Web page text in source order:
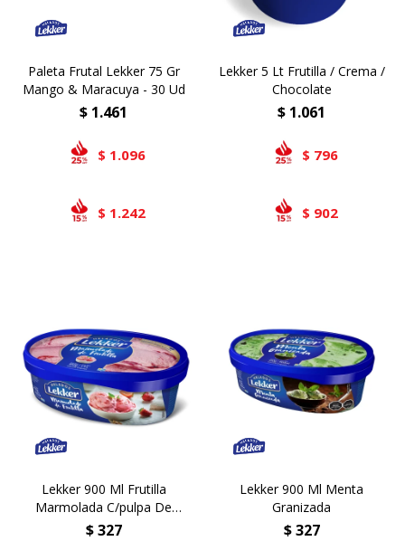
Paleta Frutal Lekker 75 Gr
Mango & Maracuya - 30 Ud
$ 1.461
$ 1.096
$ 1.242
Lekker 5 Lt Frutilla / Crema /
Chocolate
$ 1.061
$ 796
$ 902
Lekker 900 Ml Frutilla
Marmolada C/pulpa De
Frutilla
$ 327
Lekker 900 Ml Menta
Granizada
$ 327